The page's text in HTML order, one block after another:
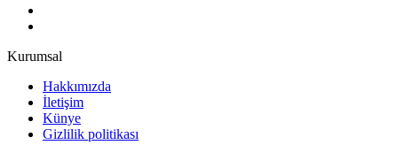
Kurumsal
Hakkımızda
İletişim
Künye
Gizlilik politikası